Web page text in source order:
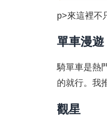
p>來這裡不
單車漫遊
騎單車是熱
的就行。我
觀星